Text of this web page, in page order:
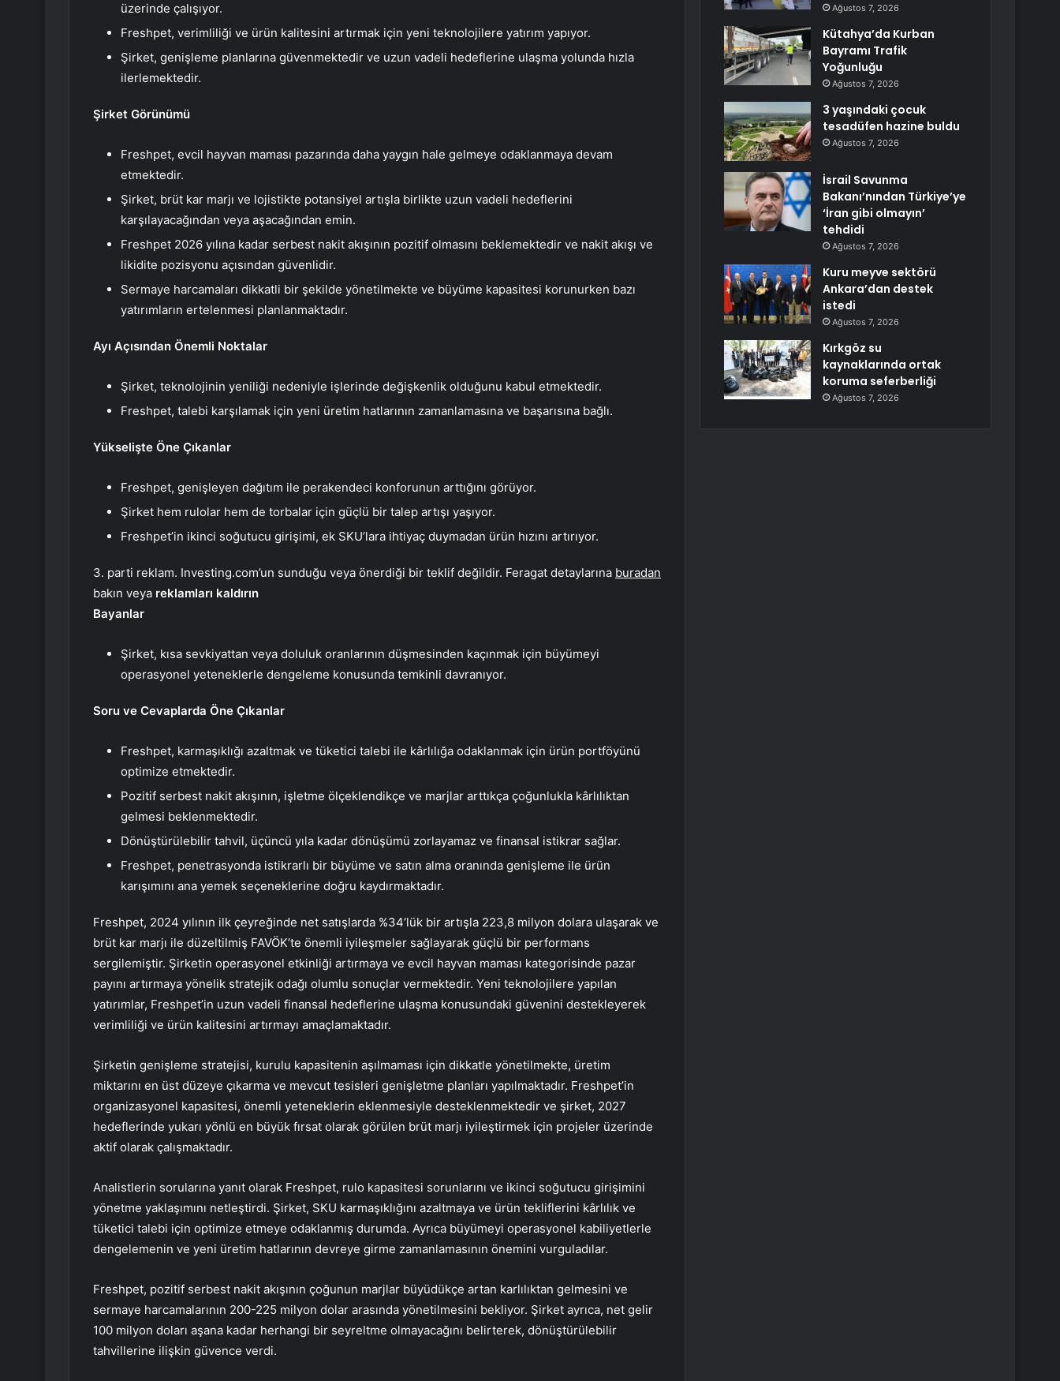
üzerinde çalışıyor.
Freshpet, verimliliği ve ürün kalitesini artırmak için yeni teknolojilere yatırım yapıyor.
Şirket, genişleme planlarına güvenmektedir ve uzun vadeli hedeflerine ulaşma yolunda hızla
ilerlemektedir.
Şirket Görünümü
Freshpet, evcil hayvan maması pazarında daha yaygın hale gelmeye odaklanmaya devam
etmektedir.
Şirket, brüt kar marjı ve lojistikte potansiyel artışla birlikte uzun vadeli hedeflerini
karşılayacağından veya aşacağından emin.
Freshpet 2026 yılına kadar serbest nakit akışının pozitif olmasını beklemektedir ve nakit akışı ve
likidite pozisyonu açısından güvenlidir.
Sermaye harcamaları dikkatli bir şekilde yönetilmekte ve büyüme kapasitesi korunurken bazı
yatırımların ertelenmesi planlanmaktadır.
Ayı Açısından Önemli Noktalar
Şirket, teknolojinin yeniliği nedeniyle işlerinde değişkenlik olduğunu kabul etmektedir.
Freshpet, talebi karşılamak için yeni üretim hatlarının zamanlamasına ve başarısına bağlı.
Yükselişte Öne Çıkanlar
Freshpet, genişleyen dağıtım ile perakendeci konforunun arttığını görüyor.
Şirket hem rulolar hem de torbalar için güçlü bir talep artışı yaşıyor.
Freshpet’in ikinci soğutucu girişimi, ek SKU’lara ihtiyaç duymadan ürün hızını artırıyor.
3. parti reklam. Investing.com’un sunduğu veya önerdiği bir teklif değildir. Feragat detaylarına buradan
bakın veya reklamları kaldırın
Bayanlar
Şirket, kısa sevkiyattan veya doluluk oranlarının düşmesinden kaçınmak için büyümeyi
operasyonel yeteneklerle dengeleme konusunda temkinli davranıyor.
Soru ve Cevaplarda Öne Çıkanlar
Freshpet, karmaşıklığı azaltmak ve tüketici talebi ile kârlılığa odaklanmak için ürün portföyünü
optimize etmektedir.
Pozitif serbest nakit akışının, işletme ölçeklendikçe ve marjlar arttıkça çoğunlukla kârlılıktan
gelmesi beklenmektedir.
Dönüştürülebilir tahvil, üçüncü yıla kadar dönüşümü zorlayamaz ve finansal istikrar sağlar.
Freshpet, penetrasyonda istikrarlı bir büyüme ve satın alma oranında genişleme ile ürün
karışımını ana yemek seçeneklerine doğru kaydırmaktadır.
Freshpet, 2024 yılının ilk çeyreğinde net satışlarda %34’lük bir artışla 223,8 milyon dolara ulaşarak ve
brüt kar marjı ile düzeltilmiş FAVÖK’te önemli iyileşmeler sağlayarak güçlü bir performans
sergilemiştir. Şirketin operasyonel etkinliği artırmaya ve evcil hayvan maması kategorisinde pazar
payını artırmaya yönelik stratejik odağı olumlu sonuçlar vermektedir. Yeni teknolojilere yapılan
yatırımlar, Freshpet’in uzun vadeli finansal hedeflerine ulaşma konusundaki güvenini destekleyerek
verimliliği ve ürün kalitesini artırmayı amaçlamaktadır.
Şirketin genişleme stratejisi, kurulu kapasitenin aşılmaması için dikkatle yönetilmekte, üretim
miktarını en üst düzeye çıkarma ve mevcut tesisleri genişletme planları yapılmaktadır. Freshpet’in
organizasyonel kapasitesi, önemli yeteneklerin eklenmesiyle desteklenmektedir ve şirket, 2027
hedeflerinde yukarı yönlü en büyük fırsat olarak görülen brüt marjı iyileştirmek için projeler üzerinde
aktif olarak çalışmaktadır.
Analistlerin sorularına yanıt olarak Freshpet, rulo kapasitesi sorunlarını ve ikinci soğutucu girişimini
yönetme yaklaşımını netleştirdi. Şirket, SKU karmaşıklığını azaltmaya ve ürün tekliflerini kârlılık ve
tüketici talebi için optimize etmeye odaklanmış durumda. Ayrıca büyümeyi operasyonel kabiliyetlerle
dengelemenin ve yeni üretim hatlarının devreye girme zamanlamasının önemini vurguladılar.
Freshpet, pozitif serbest nakit akışının çoğunun marjlar büyüdükçe artan karlılıktan gelmesini ve
sermaye harcamalarının 200-225 milyon dolar arasında yönetilmesini bekliyor. Şirket ayrıca, net gelir
100 milyon doları aşana kadar herhangi bir seyreltme olmayacağını belirterek, dönüştürülebilir
tahvillerine ilişkin güvence verdi.
Ağustos 7, 2026
Kütahya’da Kurban
Bayramı Trafik
Yoğunluğu
Ağustos 7, 2026
3 yaşındaki çocuk
tesadüfen hazine buldu
Ağustos 7, 2026
İsrail Savunma
Bakanı’nından Türkiye’ye
‘İran gibi olmayın’
tehdidi
Ağustos 7, 2026
Kuru meyve sektörü
Ankara’dan destek
istedi
Ağustos 7, 2026
Kırkgöz su
kaynaklarında ortak
koruma seferberliği
Ağustos 7, 2026